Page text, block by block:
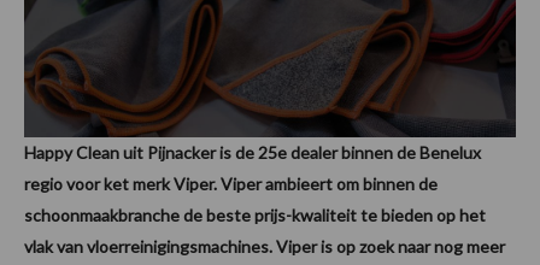
Happy Clean uit Pijnacker is de 25e dealer binnen de Benelux
regio voor ket merk Viper. Viper ambieert om binnen de
schoonmaakbranche de beste prijs-kwaliteit te bieden op het
vlak van vloerreinigingsmachines. Viper is op zoek naar nog meer